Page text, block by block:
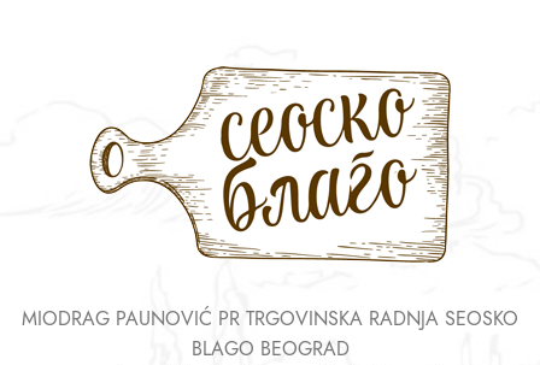
MIODRAG PAUNOVIĆ PR TRGOVINSKA RADNJA SEOSKO
BLAGO BEOGRAD